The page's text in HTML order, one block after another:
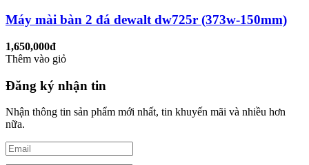
Máy mài bàn 2 đá dewalt dw725r (373w-150mm)
1,650,000đ
Thêm vào giỏ
Đăng ký nhận tin
Nhận thông tin sản phẩm mới nhất, tin khuyến mãi và nhiều hơn
nữa.